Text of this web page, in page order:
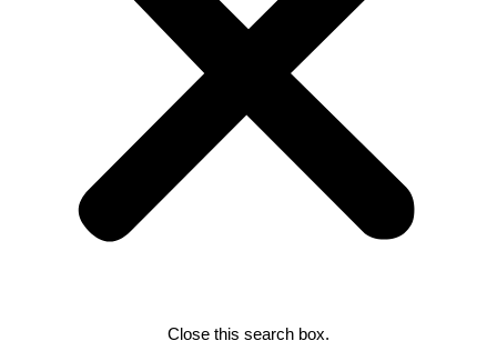
Close this search box.